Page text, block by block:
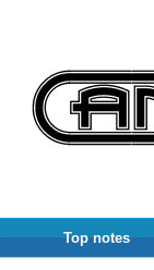
Top notes